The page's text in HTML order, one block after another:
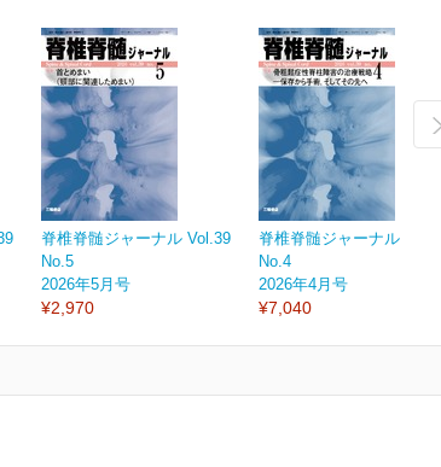
脊椎脊髄ジャーナル Vol.39
No.5
2026年5月号
¥2,970
脊椎脊髄ジャーナル Vol.39
No.4
2026年4月号
¥7,040